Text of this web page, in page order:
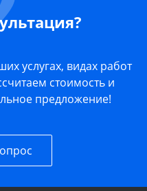
услугах, видах работ
стоимость и
предложение!